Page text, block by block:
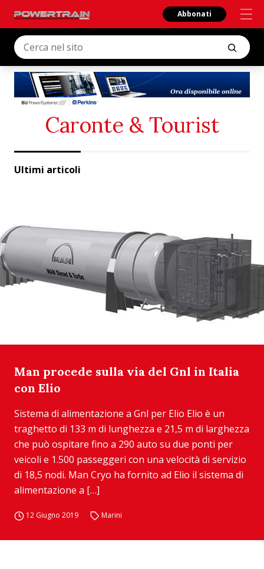
Abbonati
Caronte & Tourist
Ultimi articoli
Man procede sulla via del Gnl in Italia
con Elio
Sistema di alimentazione a Gnl per Elio Elio è un
traghetto di 133 m di lunghezza e 21,5 m di larghezza
che può ospitare fino a 290 auto su due ponti per
veicoli e 1.500 passeggeri con una velocità di servizio
di 18,5 nodi. Man Cryo ha fornito ad Elio il sistema di
alimentazione a […]
12 Giugno 2019 Marini